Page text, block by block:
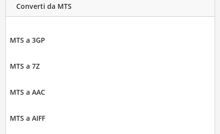
Converti da MTS
MTS a 3GP
MTS a 7Z
MTS a AAC
MTS a AIFF